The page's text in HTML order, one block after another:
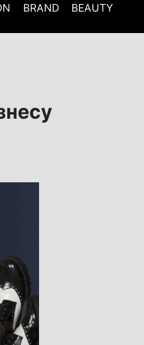
BRAND
BEAUTY